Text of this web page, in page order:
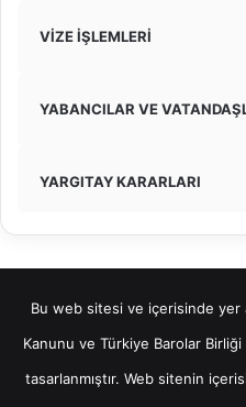
VİZE İŞLEMLERİ
YABANCILAR VE
YARGITAY KARARLARI
Bu web sitesi ve içerisinde yer
Kanunu ve Türkiye Barolar
tasarlanmıştır. Web sitenin